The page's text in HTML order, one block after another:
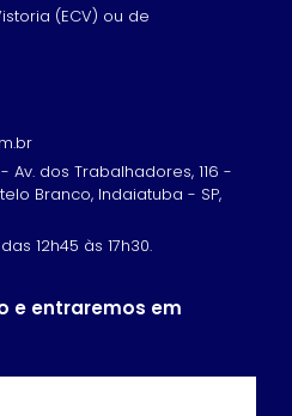
(ECV) ou de
dos Trabalhadores, 116 -
Branco, Indaiatuba - SP,
12h45 às 17h30.
e entraremos em